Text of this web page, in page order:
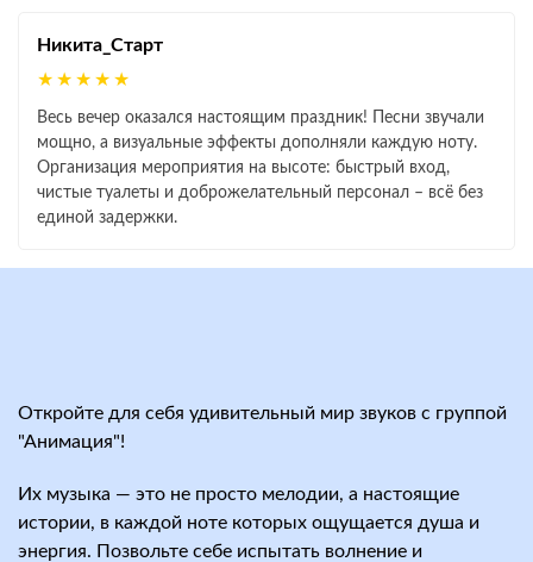
Никита_Старт
★★★★★
Весь вечер оказался настоящим праздник! Песни звучали
мощно, а визуальные эффекты дополняли каждую ноту.
Организация мероприятия на высоте: быстрый вход,
чистые туалеты и доброжелательный персонал – всё без
единой задержки.
Откройте для себя удивительный мир звуков с группой
"Анимация"!
Их музыка — это не просто мелодии, а настоящие
истории, в каждой ноте которых ощущается душа и
энергия. Позвольте себе испытать волнение и